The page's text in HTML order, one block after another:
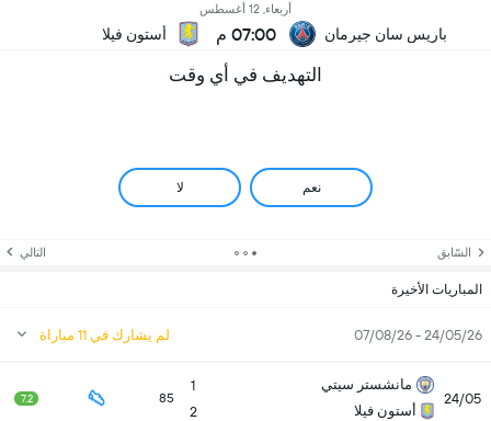
باريس سان جيرمان
أربعاء, 12 أغسطس
07:00 م أستون فيلا
التهديف في أي وقت
نعم لا
السّابق التالي
المباريات الأخيرة
24/05/26 - 07/08/26 لم يشارك في 11 مباراة
24/05
مانشستر سيتي
أستون فيلا
1
2
85
7.2